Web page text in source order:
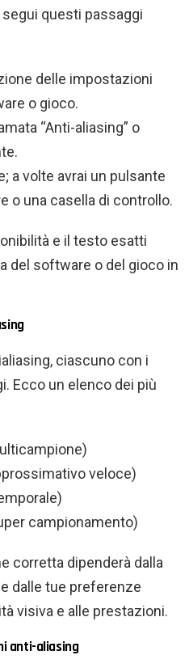
questi passaggi
delle impostazioni
o gioco.
“Anti-aliasing” o
a volte avrai un pulsante
o una casella di controllo.
e il testo esatti
del software o del gioco in
ciascuno con i
Ecco un elenco dei più
veloce)
campionamento)
corretta dipenderà dalla
dalle tue preferenze
visiva e alle prestazioni.
anti-aliasing